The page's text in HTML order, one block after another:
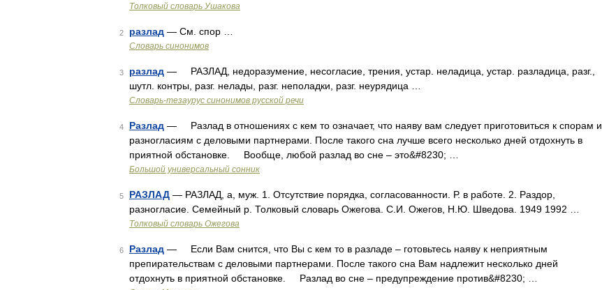
Толковый словарь Ушакова
2 разлад — См. спор …
Словарь синонимов
3 разлад — РАЗЛАД, недоразумение, несогласие, трения, устар. неладица, устар. разладица, разг.,
шутл. контры, разг. нелады, разг. неполадки, разг. неурядица …
Словарь-тезаурус синонимов русской речи
4 Разлад — Разлад в отношениях с кем то означает, что наяву вам следует приготовиться к спорам и
разногласиям с деловыми партнерами. После такого сна лучше всего несколько дней отдохнуть в
приятной обстановке. Вообще, любой разлад во сне – это&#8230; …
Большой универсальный сонник
5 РАЗЛАД — РАЗЛАД, а, муж. 1. Отсутствие порядка, согласованности. Р. в работе. 2. Раздор,
разногласие. Семейный р. Толковый словарь Ожегова. С.И. Ожегов, Н.Ю. Шведова. 1949 1992 …
Толковый словарь Ожегова
6 Разлад — Если Вам снится, что Вы с кем то в разладе – готовьтесь наяву к неприятным
препирательствам с деловыми партнерами. После такого сна Вам надлежит несколько дней
отдохнуть в приятной обстановке. Разлад во сне – предупреждение против&#8230; …